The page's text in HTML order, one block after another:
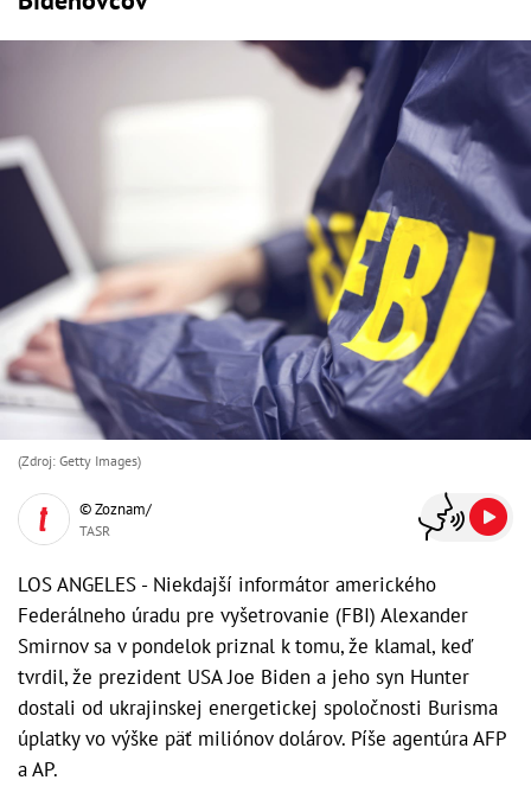
(Zdroj: Getty Images)
© Zoznam/
TASR
LOS ANGELES - Niekdajší informátor amerického
Federálneho úradu pre vyšetrovanie (FBI) Alexander
Smirnov sa v pondelok priznal k tomu, že klamal, keď
tvrdil, že prezident USA Joe Biden a jeho syn Hunter
dostali od ukrajinskej energetickej spoločnosti Burisma
úplatky vo výške päť miliónov dolárov. Píše agentúra AFP
a AP.